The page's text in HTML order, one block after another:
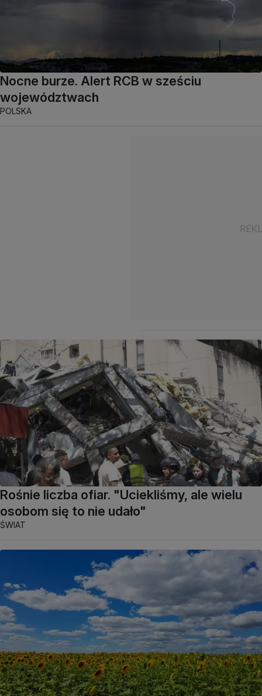
Nocne burze. Alert RCB w sześciu
województwach
POLSKA
Rośnie liczba ofiar. "Uciekliśmy, ale wielu
osobom się to nie udało"
ŚWIAT